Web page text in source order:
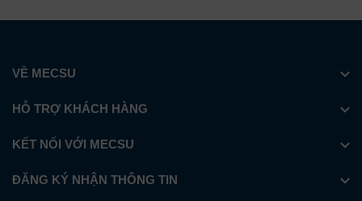
VỀ MECSU
HỖ TRỢ KHÁCH HÀNG
KẾT NỐI VỚI MECSU
ĐĂNG KÝ NHẬN THÔNG TIN